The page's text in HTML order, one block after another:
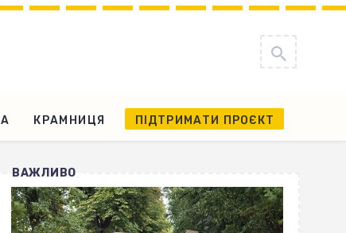
КРАМНИЦЯ ПІДТРИМАТИ ПРОЄКТ
ВАЖЛИВО